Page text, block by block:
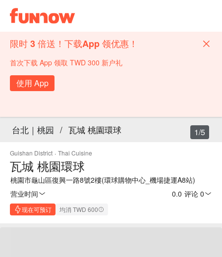
限时 3 倍送！下载App 领优惠！
首次下载 App 领取 TWD 300 新户礼
使用 App
台北｜桃园 / 瓦城 桃園環球
Guishan District · Thai Cuisine
瓦城 桃園環球
桃園市龜山區復興一路8號2樓(環球購物中心_機場捷運A8站)
营业时间
0.0 评论 0
现在可预订 均消 TWD 600
1/5